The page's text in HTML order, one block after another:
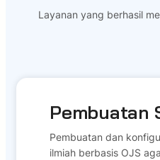
Layanan yang berhasil
Pembuatan
Pembuatan dan
ilmiah berbasis OJS